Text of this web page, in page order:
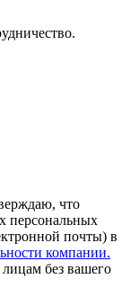
что
персональных
почты) в
компании.
без вашего